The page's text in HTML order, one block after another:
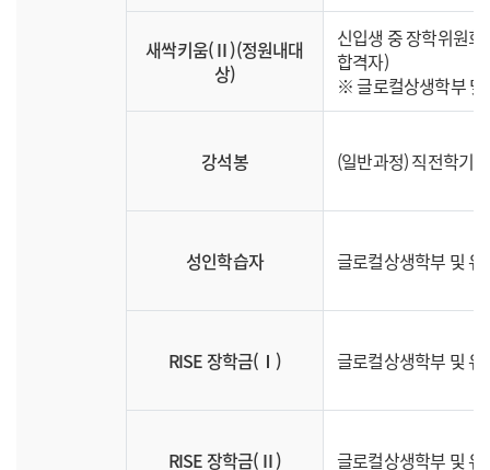
새싹키움(Ⅱ)(정원내대
상)
신입생 중 장학위원
합격자)
※ 글로컬상생학부 및
강석봉 (일반과정) 직전학기
성인학습자 글로컬상생학부 및
RISE 장학금(Ⅰ) 글로컬상생학부 및
RISE 장학금(Ⅱ) 글로컬상생학부 및